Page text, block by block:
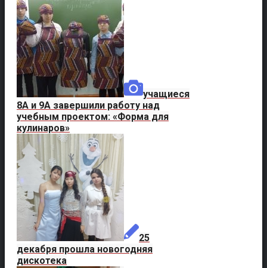
учащиеся
8А и 9А завершили работу над
учебным проектом: «Форма для
кулинаров»
25
декабря прошла новогодняя
дискотека